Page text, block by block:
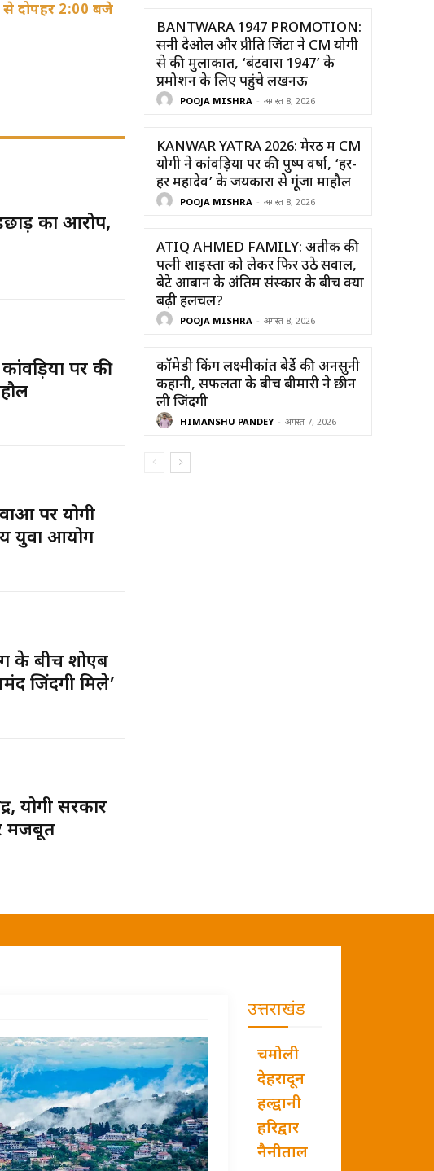
से दोपहर 2:00 बजे
का आरोप,
पर की
पर योगी
युवा आयोग
के बीच शोएब
जिंदगी मिले’
योगी सरकार
मजबूत
BANTWARA 1947 PROMOTION:
सनी देओल और प्रीति जिंटा ने CM योगी
से की मुलाकात, ‘बंटवारा 1947’ के
प्रमोशन के लिए पहुंचे लखनऊ
POOJA MISHRA - अगस्त 8, 2026
KANWAR YATRA 2026: मेरठ में CM
योगी ने कांवड़ियों पर की पुष्प वर्षा, ‘हर-
हर महादेव’ के जयकारों से गूंजा माहौल
POOJA MISHRA - अगस्त 8, 2026
ATIQ AHMED FAMILY: अतीक की
पत्नी शाइस्ता को लेकर फिर उठे सवाल,
बेटे आबान के अंतिम संस्कार के बीच क्यों
बढ़ी हलचल?
POOJA MISHRA - अगस्त 8, 2026
कॉमेडी किंग लक्ष्मीकांत बेर्डे की अनसुनी
कहानी, सफलता के बीच बीमारी ने छीन
ली जिंदगी
HIMANSHU PANDEY - अगस्त 7, 2026
उत्तराखंड
चमोली
देहरादून
हल्द्वानी
हरिद्वार
नैनीताल